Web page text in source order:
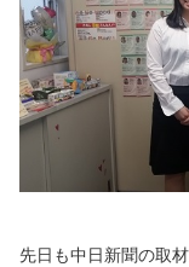
先日も中日新聞の取